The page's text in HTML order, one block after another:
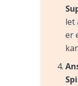
let
er